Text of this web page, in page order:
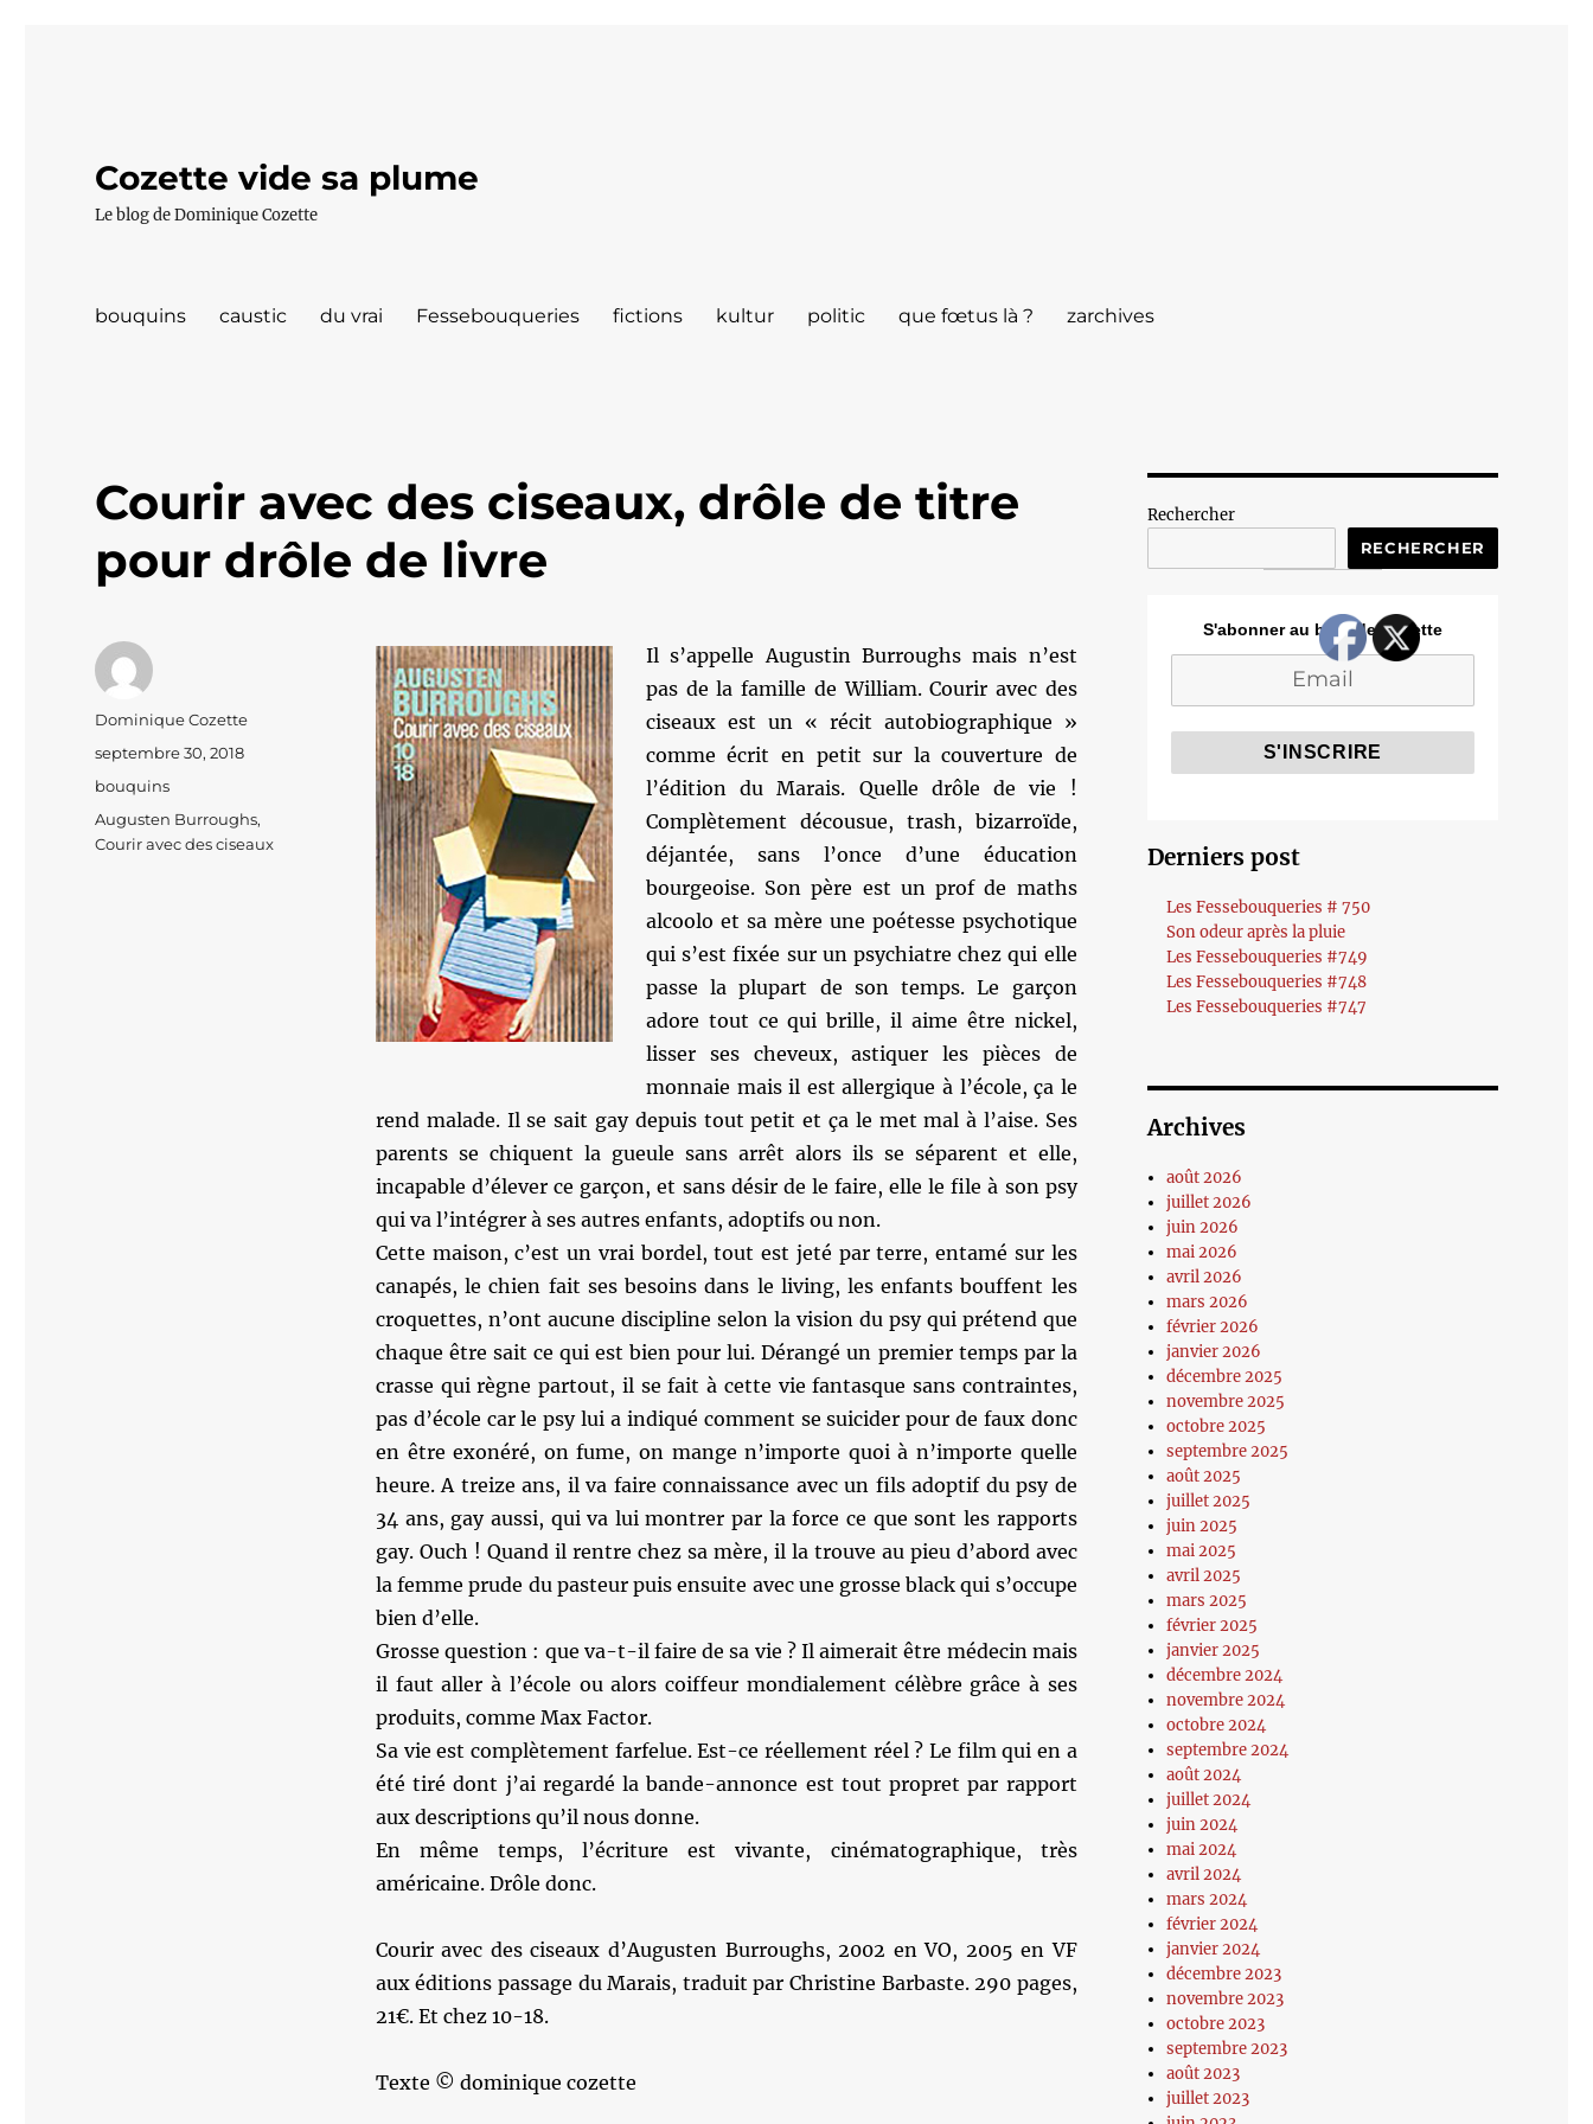
Cozette vide sa plume
Le blog de Dominique Cozette
bouquins caustic du vrai Fessebouqueries fictions kultur politic que fœtus là ? zarchives
Courir avec des ciseaux, drôle de titre
pour drôle de livre
Il s’appelle Augustin Burroughs mais n’est
pas de la famille de William. Courir avec des
ciseaux est un « récit autobiographique »
comme écrit en petit sur la couverture de
l’édition du Marais. Quelle drôle de vie !
Complètement décousue, trash, bizarroïde,
déjantée, sans l’once d’une éducation
bourgeoise. Son père est un prof de maths
alcoolo et sa mère une poétesse psychotique
qui s’est fixée sur un psychiatre chez qui elle
passe la plupart de son temps. Le garçon
adore tout ce qui brille, il aime être nickel,
lisser ses cheveux, astiquer les pièces de
monnaie mais il est allergique à l’école, ça le
rend malade. Il se sait gay depuis tout petit et ça le met mal à l’aise. Ses
parents se chiquent la gueule sans arrêt alors ils se séparent et elle,
incapable d’élever ce garçon, et sans désir de le faire, elle le file à son psy
qui va l’intégrer à ses autres enfants, adoptifs ou non.
Cette maison, c’est un vrai bordel, tout est jeté par terre, entamé sur les
canapés, le chien fait ses besoins dans le living, les enfants bouffent les
croquettes, n’ont aucune discipline selon la vision du psy qui prétend que
chaque être sait ce qui est bien pour lui. Dérangé un premier temps par la
crasse qui règne partout, il se fait à cette vie fantasque sans contraintes,
pas d’école car le psy lui a indiqué comment se suicider pour de faux donc
en être exonéré, on fume, on mange n’importe quoi à n’importe quelle
heure. A treize ans, il va faire connaissance avec un fils adoptif du psy de
34 ans, gay aussi, qui va lui montrer par la force ce que sont les rapports
gay. Ouch ! Quand il rentre chez sa mère, il la trouve au pieu d’abord avec
la femme prude du pasteur puis ensuite avec une grosse black qui s’occupe
bien d’elle.
Grosse question : que va-t-il faire de sa vie ? Il aimerait être médecin mais
il faut aller à l’école ou alors coiffeur mondialement célèbre grâce à ses
produits, comme Max Factor.
Sa vie est complètement farfelue. Est-ce réellement réel ? Le film qui en a
été tiré dont j’ai regardé la bande-annonce est tout propret par rapport
aux descriptions qu’il nous donne.
En même temps, l’écriture est vivante, cinématographique, très
américaine. Drôle donc.
Courir avec des ciseaux d’Augusten Burroughs, 2002 en VO, 2005 en VF
aux éditions passage du Marais, traduit par Christine Barbaste. 290 pages,
21€. Et chez 10-18.
Texte © dominique cozette
Auteur
Dominique Cozette
Publié
le
septembre 30, 2018
Catégories
bouquins
Étiquettes
Augusten Burroughs,
Courir avec des ciseaux
Rechercher
RECHERCHER
S'abonner au blog de Cozette
Derniers post
Les Fessebouqueries # 750
Son odeur après la pluie
Les Fessebouqueries #749
Les Fessebouqueries #748
Les Fessebouqueries #747
Archives
août 2026
juillet 2026
juin 2026
mai 2026
avril 2026
mars 2026
février 2026
janvier 2026
décembre 2025
novembre 2025
octobre 2025
septembre 2025
août 2025
juillet 2025
juin 2025
mai 2025
avril 2025
mars 2025
février 2025
janvier 2025
décembre 2024
novembre 2024
octobre 2024
septembre 2024
août 2024
juillet 2024
juin 2024
mai 2024
avril 2024
mars 2024
février 2024
janvier 2024
décembre 2023
novembre 2023
octobre 2023
septembre 2023
août 2023
juillet 2023